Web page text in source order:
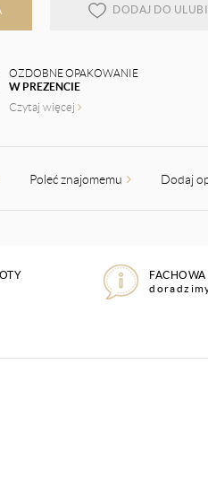
DODAJ DO
OZDOBNE OPAKOWANIE
W PREZENCIE
Czytaj więcej
Poleć znajomemu Dodaj